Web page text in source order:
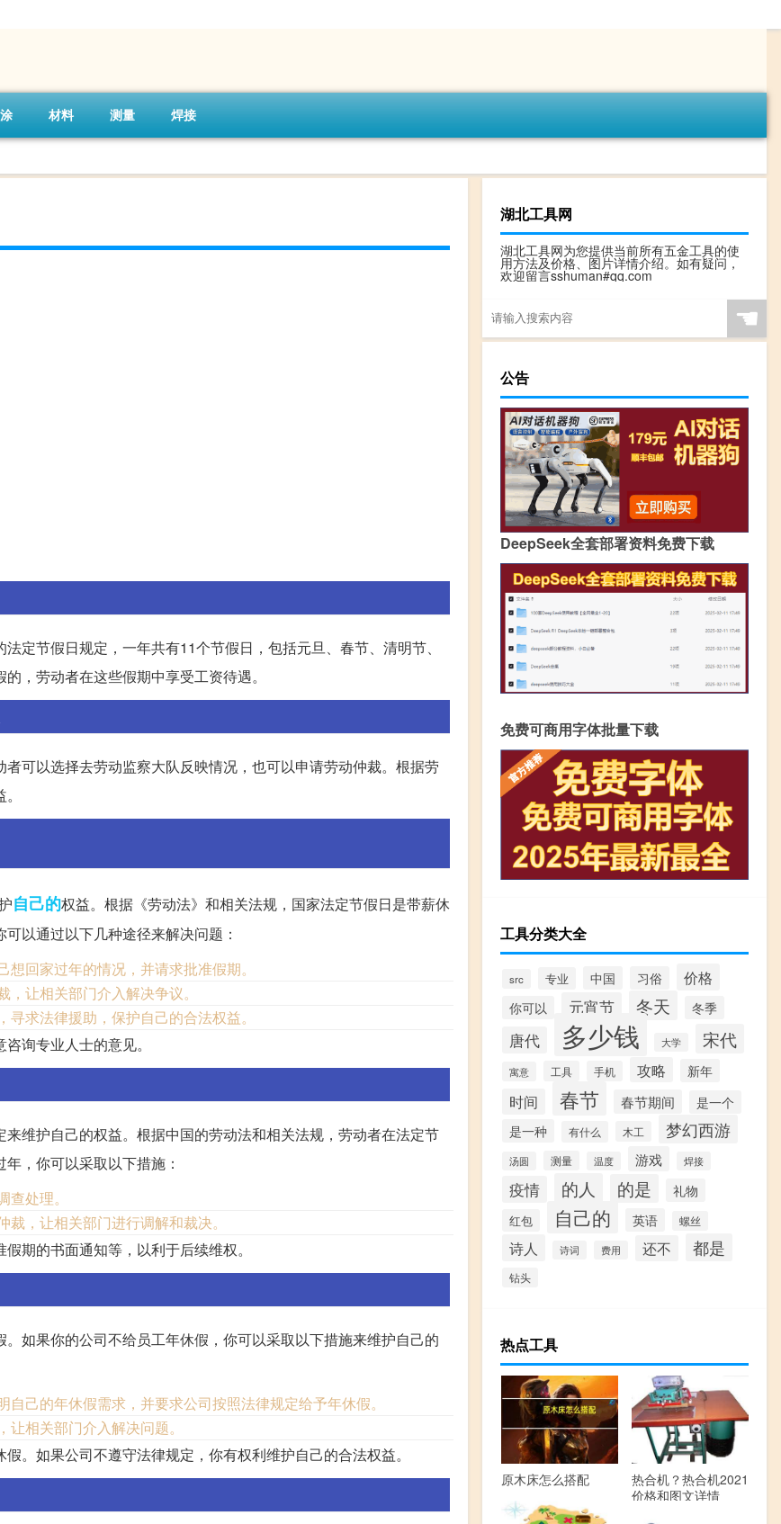
材料 测量 焊接
定节假日规定，一年共有11个节假日，包括元旦、春节、清明节、
，劳动者在这些假期中享受工资待遇。
可以选择去劳动监察大队反映情况，也可以申请劳动仲裁。根据劳
自己的权益。根据《劳动法》和相关法规，国家法定节假日是带薪休
以通过以下几种途径来解决问题：
回家过年的情况，并请求批准假期。
让相关部门介入解决争议。
求法律援助，保护自己的合法权益。
询专业人士的意见。
维护自己的权益。根据中国的劳动法和相关法规，劳动者在法定节
，你可以采取以下措施：
处理。
，让相关部门进行调解和裁决。
期的书面通知等，以利于后续维权。
如果你的公司不给员工年休假，你可以采取以下措施来维护自己的
己的年休假需求，并要求公司按照法律规定给予年休假。
相关部门介入解决问题。
。如果公司不遵守法律规定，你有权利维护自己的合法权益。
湖北工具网
湖北工具网为您提供当前所有五金工具的使
用方法及价格、图片详情介绍。如有疑问，
欢迎留言sshuman#qq.com
☚
公告
DeepSeek全套部署资料免费下载
免费可商用字体批量下载
工具分类大全
src 专业 中国 习俗 价格
你可以 元宵节 冬天 冬季
唐代 多少钱 大学 宋代
寓意 工具 手机 攻略 新年
时间 春节 春节期间
是一个
是一种
有什么 木工 梦幻西游
汤圆 测量 温度 游戏 焊接
疫情 的人 的是 礼物
红包 自己的 英语 螺丝
诗人 诗词 费用 还不 都是
钻头
热点工具
原木床怎么搭配
热合机？热合机2021
价格和图文详情